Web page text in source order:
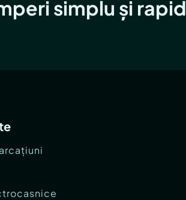
simplu și rapid